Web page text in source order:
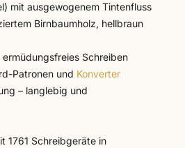
mit ausgewogenem Tintenfluss
Birnbaumholz, hellbraun
Schreiben
Patronen und Konverter
– langlebig und
1761 Schreibgeräte in